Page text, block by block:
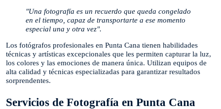
"Una fotografía es un recuerdo que queda congelado
en el tiempo, capaz de transportarte a ese momento
especial una y otra vez".
Los fotógrafos profesionales en Punta Cana tienen habilidades
técnicas y artísticas excepcionales que les permiten capturar la luz,
los colores y las emociones de manera única. Utilizan equipos de
alta calidad y técnicas especializadas para garantizar resultados
sorprendentes.
Servicios de Fotografía en Punta Cana